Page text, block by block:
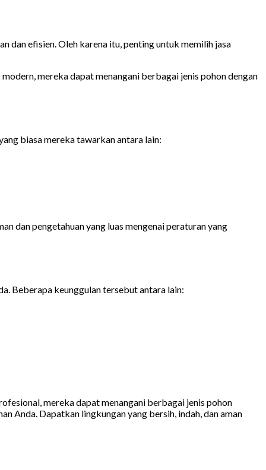
dan efisien. Oleh karena itu, penting untuk memilih jasa
mereka dapat menangani berbagai jenis pohon dengan
biasa mereka tawarkan antara lain:
dan pengetahuan yang luas mengenai peraturan yang
Beberapa keunggulan tersebut antara lain:
mereka dapat menangani berbagai jenis pohon
Anda. Dapatkan lingkungan yang bersih, indah, dan aman